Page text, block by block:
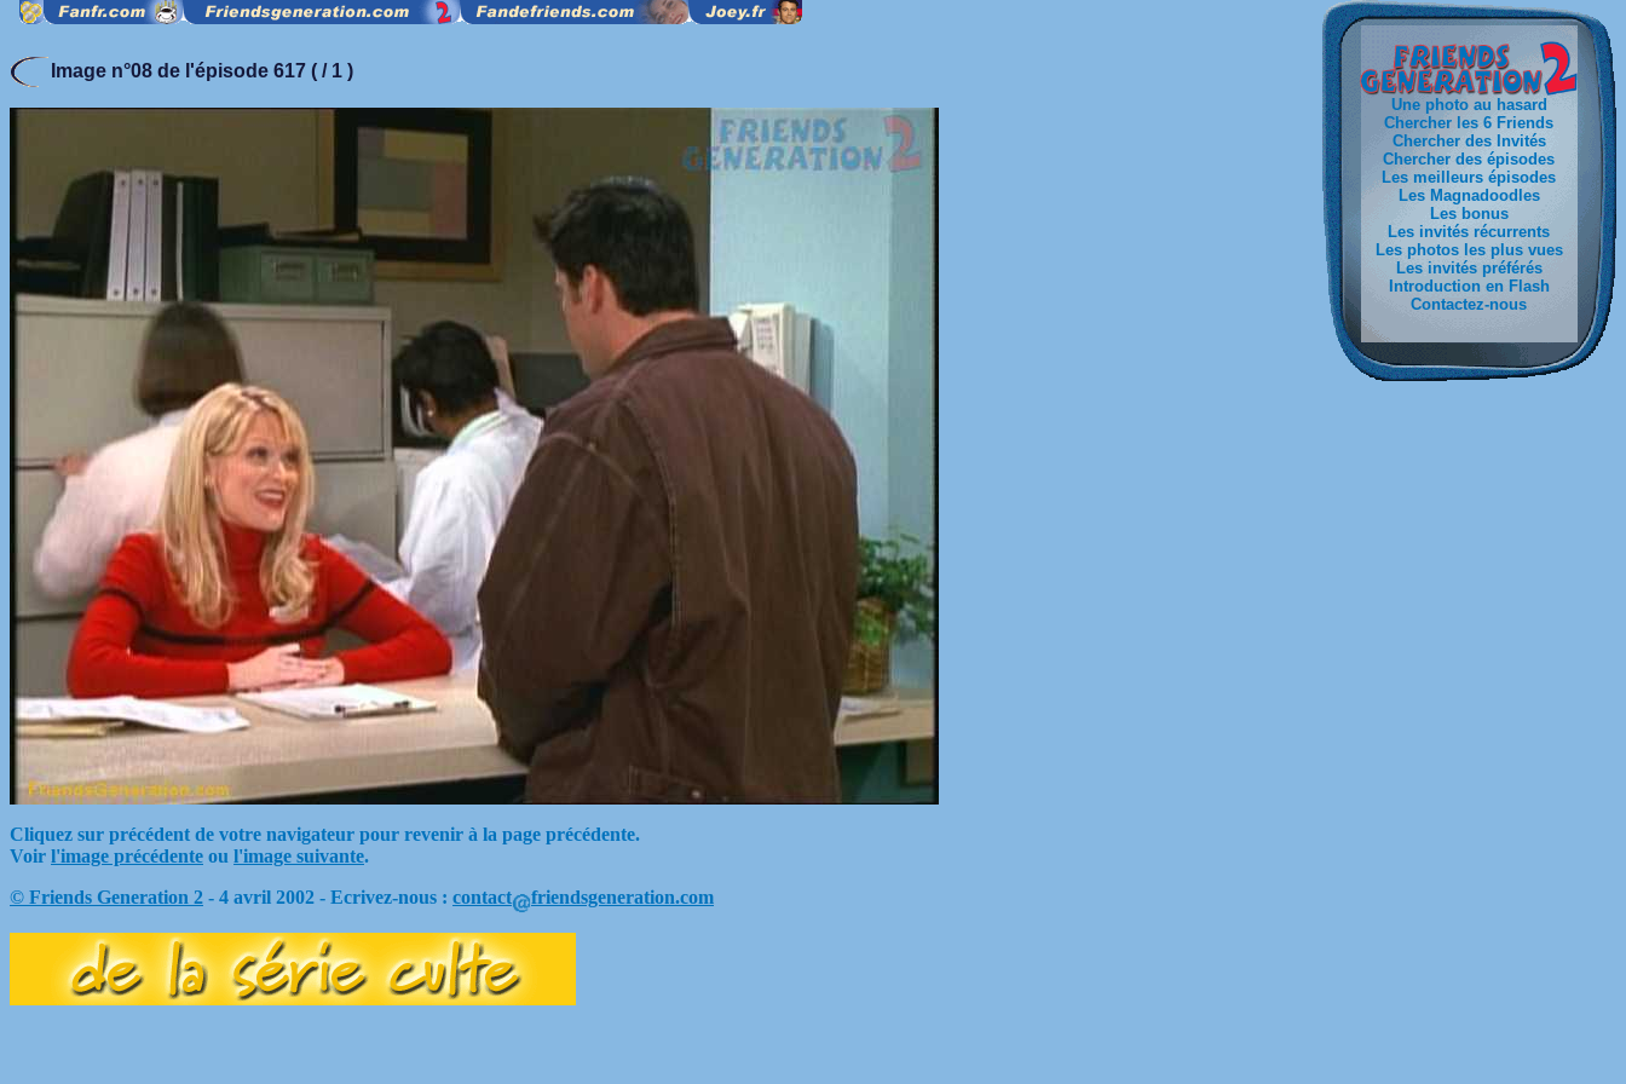
Une photo au hasard
Chercher les 6 Friends
Chercher des Invités
Chercher des épisodes
Les meilleurs épisodes
Les Magnadoodles
Les bonus
Les invités récurrents
Les photos les plus vues
Les invités préférés
Introduction en Flash
Contactez-nous
Image n°08 de l'épisode 617 ( / 1 )
Cliquez sur précédent de votre navigateur pour revenir à la page précédente.
Voir l'image précédente ou l'image suivante.
© Friends Generation 2 - 4 avril 2002 - Ecrivez-nous : contact friendsgeneration.com